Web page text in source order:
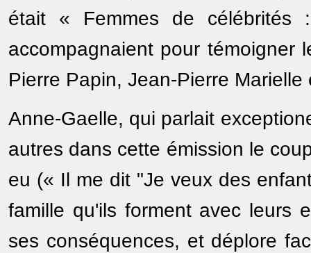
était « Femmes de célébrités
accompagnaient pour témoigner
Pierre Papin, Jean-Pierre
Anne-Gaelle, qui parlait
autres dans cette émission le
eu (« Il me dit "Je veux des
famille qu'ils forment avec leurs
ses conséquences, et déplore